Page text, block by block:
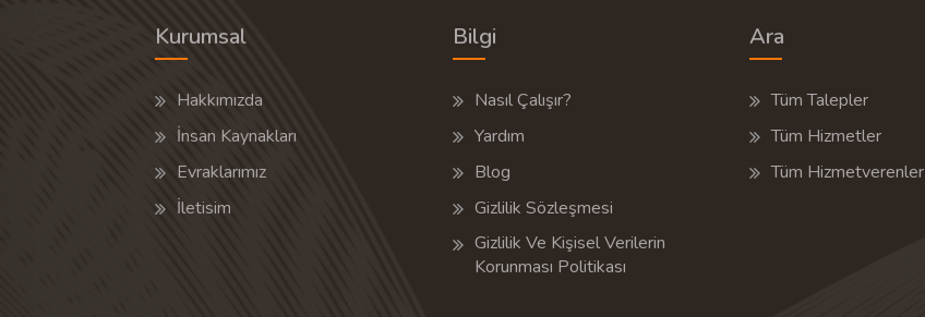
Kurumsal
Hakkımızda
İnsan Kaynakları
Evraklarımız
İletisim
Bilgi
Nasıl Çalışır?
Yardım
Blog
Gizlilik Sözleşmesi
Gizlilik Ve Kişisel Verilerin
Korunması Politikası
Ara
Tüm Talepler
Tüm Hizmetler
Tüm Hizmetverenler